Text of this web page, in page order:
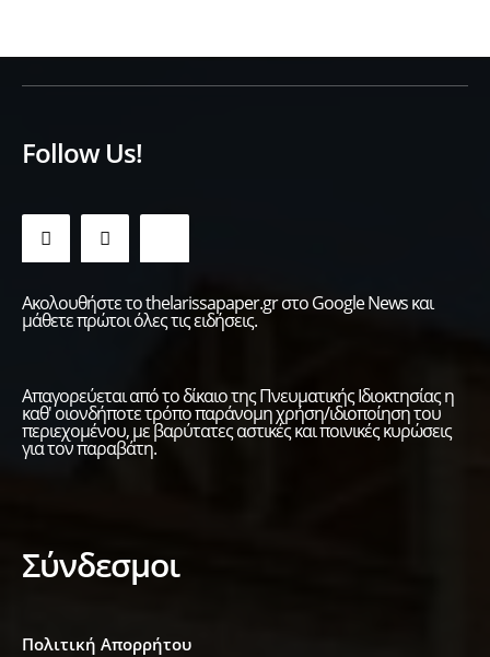
Follow Us!
Ακολουθήστε το thelarissapaper.gr στο Google News και
μάθετε πρώτοι όλες τις ειδήσεις.
Απαγορεύεται από το δίκαιο της Πνευματικής Ιδιοκτησίας η
καθ' οιονδήποτε τρόπο παράνομη χρήση/ιδιοποίηση του
περιεχομένου, με βαρύτατες αστικές και ποινικές κυρώσεις
για τον παραβάτη.
Σύνδεσμοι
Πολιτική Απορρήτου